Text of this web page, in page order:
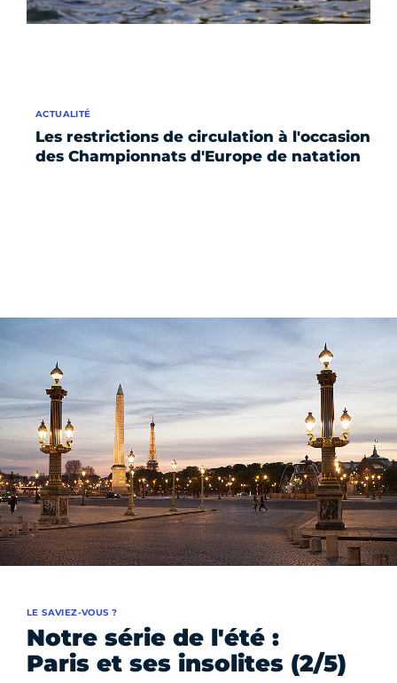
Les restrictions de circulation à l'occasion
des Championnats d'Europe de natation
ACTUALITÉ
Notre série de l'été :
Paris et ses insolites (2/5)
LE SAVIEZ-VOUS ?